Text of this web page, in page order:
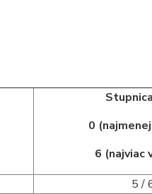
0
6 (najviac
5 /